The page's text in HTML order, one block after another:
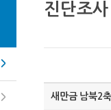
진단조사
새만금 남북2